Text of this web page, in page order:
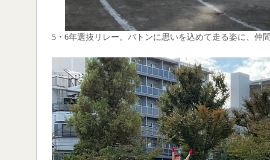
5・6年選抜リレー。バトンに思いを込めて走る姿に、仲